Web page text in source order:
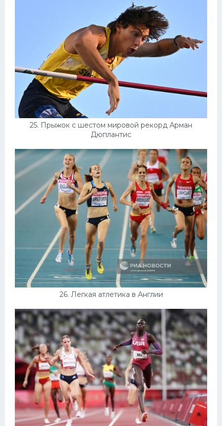
25. Прыжок с шестом мировой рекорд Арман
Дюплантис
26. Легкая атлетика в Англии